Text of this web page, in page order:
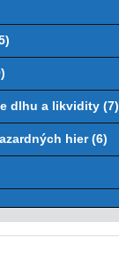
dlhu a likvidity (7)
hier (6)